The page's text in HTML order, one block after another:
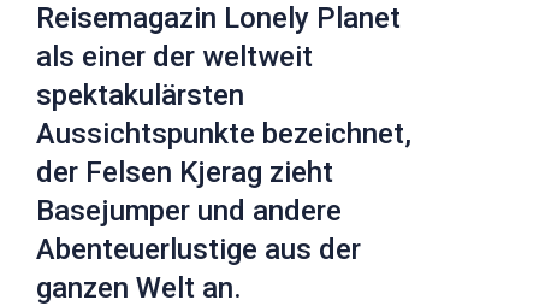
Reisemagazin Lonely Planet
als einer der weltweit
spektakulärsten
Aussichtspunkte bezeichnet,
der Felsen Kjerag zieht
Basejumper und andere
Abenteuerlustige aus der
ganzen Welt an.